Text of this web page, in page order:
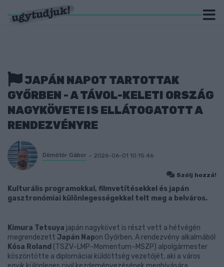
JAPÁN NAPOT TARTOTTAK
GYŐRBEN - A TÁVOL-KELETI ORSZÁG
NAGYKÖVETE IS ELLÁTOGATOTT A
RENDEZVÉNYRE
Dömötör Gábor 2026-06-01 10:15:46
Szólj hozzá!
Kulturális programokkal, filmvetítésekkel és japán
gasztronómiai különlegességekkel telt meg a belváros.
Kimura Tetsuya japán nagykövet is részt vett a hétvégén
megrendezett Japán Napon Győrben. A rendezvény alkalmából
Kósa Roland (TSZV–LMP–Momentum–MSZP) alpolgármester
köszöntötte a diplomáciai küldöttség vezetőjét, aki a város